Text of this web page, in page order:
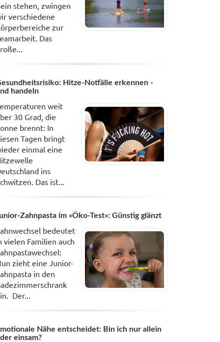
stehen, zwingen
verschiedene
zur
Das
Hitze-Notfälle erkennen -
handeln
weit
30 Grad, die
brennt: In
Tagen bringt
einmal eine
ins
Das ist...
Zahnpasta im «Öko-Test»: Günstig glänzt
bedeutet
vielen Familien auch
zieht eine Junior-
in den
Der...
Nähe entscheidet: Bin ich nur allein
einsam?